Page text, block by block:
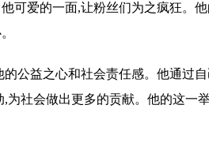
可爱的一面,让粉丝们为之疯狂。
公益之心和社会责任感。他通过
为社会做出更多的贡献。他的这一